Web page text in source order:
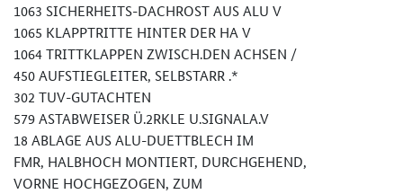
1063 SICHERHEITS-DACHROST AUS ALU V
1065 KLAPPTRITTE HINTER DER HA V
1064 TRITTKLAPPEN ZWISCH.DEN ACHSEN /
450 AUFSTIEGLEITER, SELBSTARR .*
302 TUV-GUTACHTEN
579 ASTABWEISER Ü.2RKLE U.SIGNALA.V
18 ABLAGE AUS ALU-DUETTBLECH IM
FMR, HALBHOCH MONTIERT, DURCHGEHEND,
VORNE HOCHGEZOGEN, ZUM